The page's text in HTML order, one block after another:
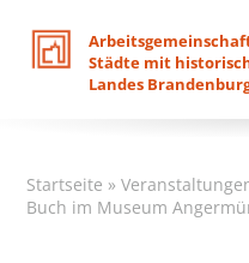
Städte mit
Landes
Startseite »
Buch im Museum